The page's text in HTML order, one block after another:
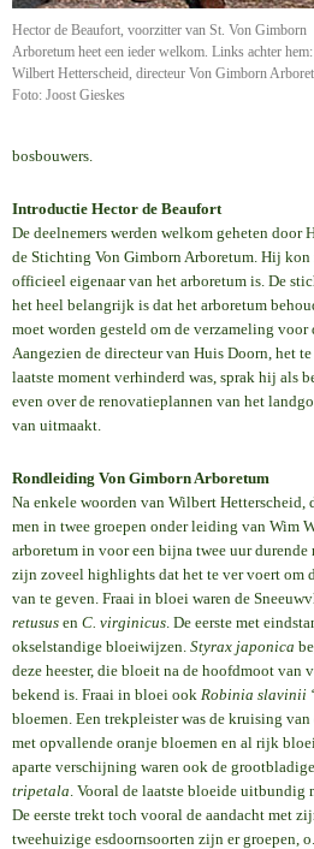
Hector de Beaufort, voorzitter van St. Von Gimborn
Arboretum heet een ieder welkom. Links achter hem:
Wilbert Hetterscheid, directeur Von Gimborn
Foto: Joost Gieskes
bosbouwers.
Introductie Hector de Beaufort
De deelnemers werden welkom geheten door
de Stichting Von Gimborn Arboretum. Hij
officieel eigenaar van het arboretum is. De
het heel belangrijk is dat het arboretum
moet worden gesteld om de verzameling voor
Aangezien de directeur van Huis Doorn, het
laatste moment verhinderd was, sprak hij als
even over de renovatieplannen van het
van uitmaakt.
Rondleiding Von Gimborn Arboretum
Na enkele woorden van Wilbert Hetterscheid,
men in twee groepen onder leiding van Wim
arboretum in voor een bijna twee uur
zijn zoveel highlights dat het te ver voert om
van te geven. Fraai in bloei waren de
retusus en C. virginicus . De eerste met
okselstandige bloeiwijzen. Styrax japonica
deze heester, die bloeit na de hoofdmoot van
bekend is. Fraai in bloei ook Robinia slavinii
bloemen. Een trekpleister was de kruising van
met opvallende oranje bloemen en al rijk
aparte verschijning waren ook de grootbladige
tripetala . Vooral de laatste bloeide uitbundig
De eerste trekt toch vooral de aandacht met
tweehuizige esdoornsoorten zijn er groepen,